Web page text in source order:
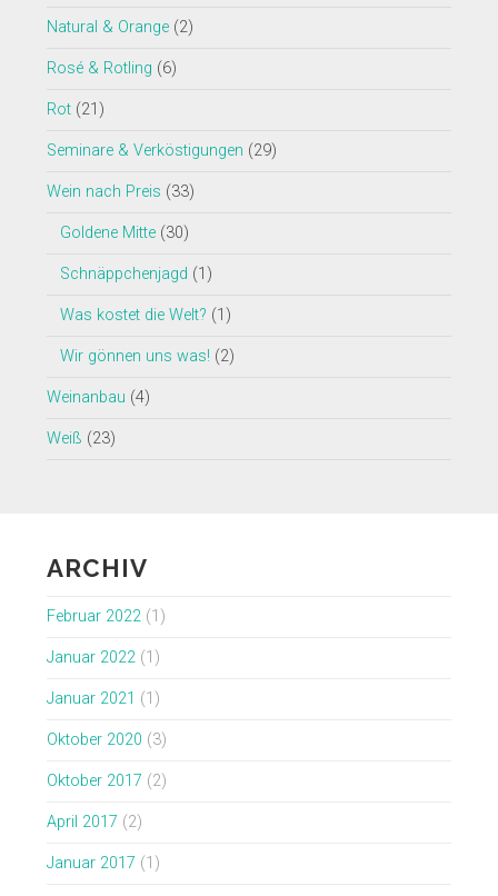
Natural & Orange(2)
Rosé & Rotling (6)
Rot(21)
Seminare & Verköstigungen (29)
Wein nach Preis (33)
Goldene Mitte(30)
Schnäppchenjagd (1)
Was kostet die Welt? (1)
Wir gönnen uns was! (2)
Weinanbau (4)
Weiß (23)
ARCHIV
Februar 2022(1)
Januar 2022(1)
Januar 2021 (1)
Oktober 2020 (3)
Oktober 2017 (2)
April 2017 (2)
Januar 2017 (1)